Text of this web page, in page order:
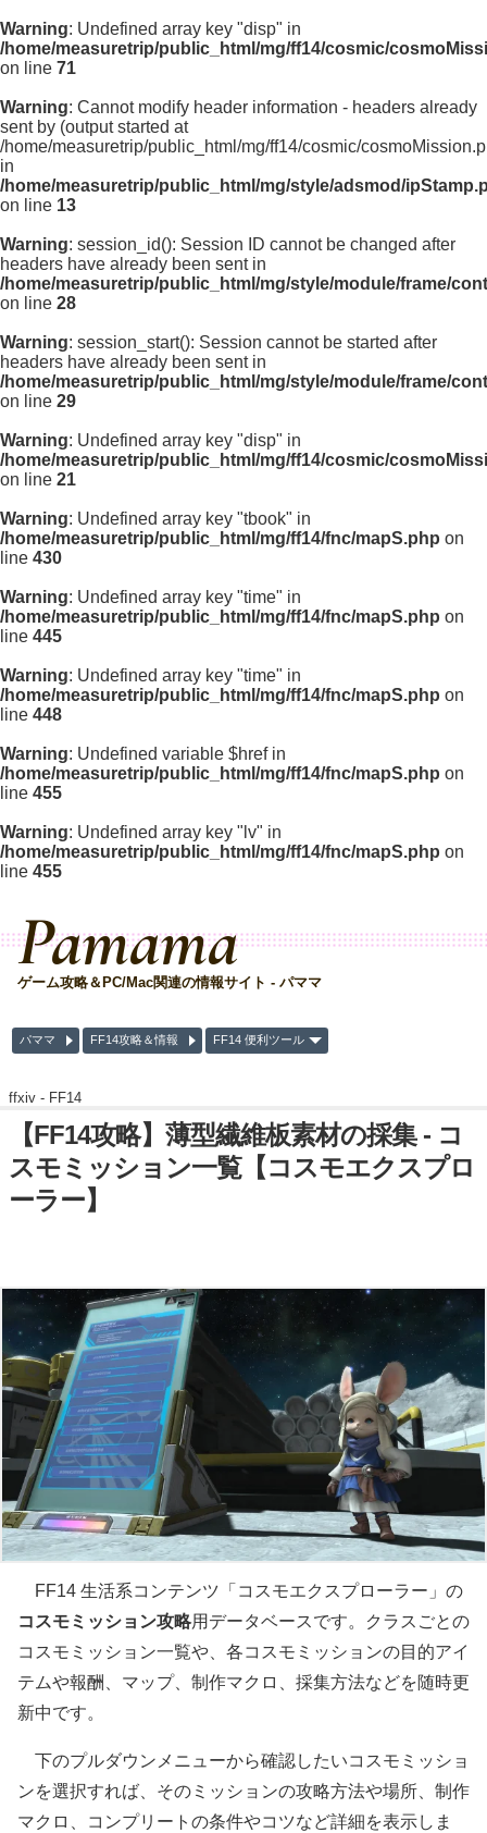
Warning: Undefined array key "disp" in
/home/measuretrip/public_html/mg/ff14/cosmic/
on line 71
Warning: Cannot modify header information - headers already
sent by (output started at
/home/measuretrip/public_html/mg/ff14/cosmic/
in
/home/measuretrip/public_html/mg/style/adsmod/
on line 13
Warning: session_id(): Session ID cannot be changed after
headers have already been sent in
/home/measuretrip/public_html/mg/style/module/frame/
on line 28
Warning: session_start(): Session cannot be started after
headers have already been sent in
/home/measuretrip/public_html/mg/style/module/frame/
on line 29
Warning: Undefined array key "disp" in
/home/measuretrip/public_html/mg/ff14/cosmic/
on line 21
Warning: Undefined array key "tbook" in
/home/measuretrip/public_html/mg/ff14/fnc/mapS.php on
line 430
Warning: Undefined array key "time" in
/home/measuretrip/public_html/mg/ff14/fnc/mapS.php on
line 445
Warning: Undefined array key "time" in
/home/measuretrip/public_html/mg/ff14/fnc/mapS.php on
line 448
Warning: Undefined variable $href in
/home/measuretrip/public_html/mg/ff14/fnc/mapS.php on
line 455
Warning: Undefined array key "lv" in
/home/measuretrip/public_html/mg/ff14/fnc/mapS.php on
line 455
Pamama
ゲーム攻略＆PC/Mac関連の情報サイト - パママ
パママ FF14攻略＆情報 FF14 便利ツール
ffxiv - FF14
【FF14攻略】薄型繊維板素材の採集 - コ
スモミッション一覧【コスモエクスプロ
ーラー】
FF14 生活系コンテンツ「コスモエクスプローラー」の
コスモミッション攻略用データベースです。クラスごとの
コスモミッション一覧や、各コスモミッションの目的アイ
テムや報酬、マップ、制作マクロ、採集方法などを随時更
新中です。
下のプルダウンメニューから確認したいコスモミッショ
ンを選択すれば、そのミッションの攻略方法や場所、制作
マクロ、コンプリートの条件やコツなど詳細を表示しま